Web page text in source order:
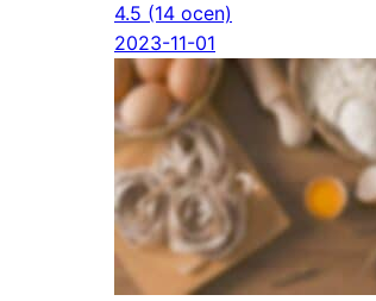
4.5 (14 ocen)
2023-11-01